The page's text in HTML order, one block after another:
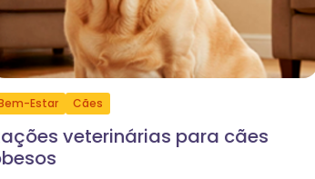
Estar Cães
veterinárias para cães